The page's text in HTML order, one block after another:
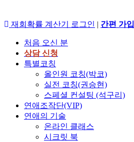
재회확률 계산기 로그인 | 간편 가입
처음 오신 분
상담 신청
특별코칭
올인원 코칭(박코)
실전 코칭(권승현)
스페셜 컨설팅 (석구리)
연애조작단(VIP)
연애의 기술
온라인 클래스
시크릿 북